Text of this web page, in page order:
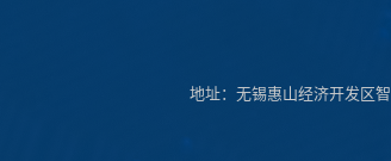
地址：无锡惠山经济开发区